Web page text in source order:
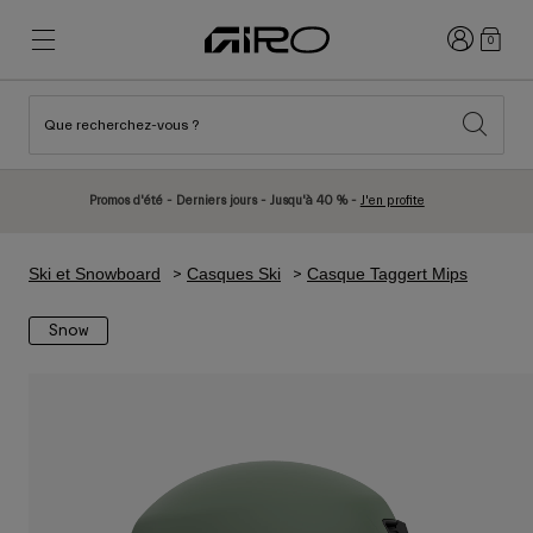
Nouveautés
Casques Vélo Route
Nouveautés
Ski
Pièces détachées
Connexion
0
Que recherchez-vous ?
Promos d'été - Derniers jours - Jusqu'à 40 % - J'en profite
Ski et Snowboard Casques Ski Casque Taggert Mips
Snow